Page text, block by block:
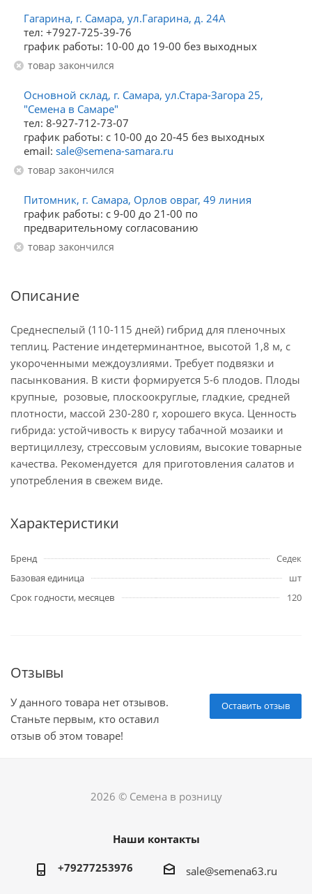
Гагарина, г. Самара, ул.Гагарина, д. 24А
тел: +7927-725-39-76
график работы: 10-00 до 19-00 без выходных
Товар закончился
Основной склад, г. Самара, ул.Стара-Загора 25,
"Семена в Самаре"
тел: 8-927-712-73-07
график работы: с 10-00 до 20-45 без выходных
email: sale@semena-samara.ru
Товар закончился
Питомник, г. Самара, Орлов овраг, 49 линия
график работы: с 9-00 до 21-00 по
предварительному согласованию
Товар закончился
Описание
Среднеспелый (110-115 дней) гибрид для пленочных
теплиц. Растение индетерминантное, высотой 1,8 м, с
укороченными междоузлиями. Требует подвязки и
пасынкования. В кисти формируется 5-6 плодов. Плоды
крупные, розовые, плоскоокруглые, гладкие, средней
плотности, массой 230-280 г, хорошего вкуса. Ценность
гибрида: устойчивость к вирусу табачной мозаики и
вертициллезу, стрессовым условиям, высокие товарные
качества. Рекомендуется для приготовления салатов и
употребления в свежем виде.
Характеристики
Бренд
Седек
Базовая единица
шт
Срок годности, месяцев
120
Отзывы
Оставить отзыв
У данного товара нет отзывов.
Станьте первым, кто оставил
отзыв об этом товаре!
2026 © Семена в розницу
Наши контакты
+79277253976 sale@semena63.ru